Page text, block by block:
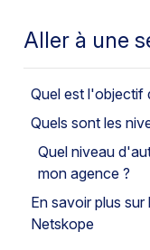
Aller à une
Quel est l'objectif
Quels sont les
Quel niveau
mon agence ?
En savoir plus
Netskope